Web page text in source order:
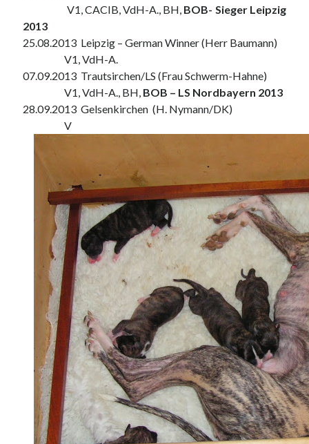
V1, CACIB, VdH-A., BH, BOB- Sieger Leipzig
2013
25.08.2013 Leipzig – German Winner (Herr Baumann)
V1, VdH-A.
07.09.2013 Trautsirchen/LS (Frau Schwerm-Hahne)
V1, VdH-A., BH, BOB – LS Nordbayern 2013
28.09.2013 Gelsenkirchen (H. Nymann/DK)
V